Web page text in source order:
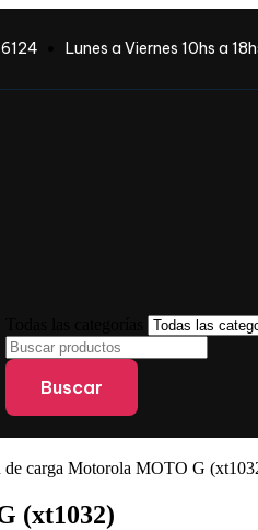
Lunes a Viernes 10hs a
Buscar
de carga Motorola MOTO G
(xt1032)